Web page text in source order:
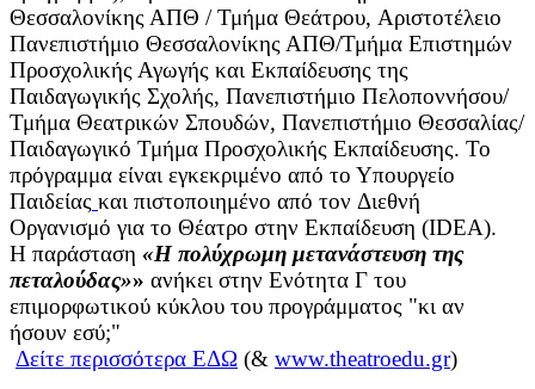
Θεσσαλονίκης ΑΠΘ / Τμήμα Θεάτρου, Αριστοτέλειο
Πανεπιστήμιο Θεσσαλονίκης ΑΠΘ/Τμήμα Επιστημών
Προσχολικής Αγωγής και Εκπαίδευσης της
Παιδαγωγικής Σχολής, Πανεπιστήμιο Πελοποννήσου/
Τμήμα Θεατρικών Σπουδών, Πανεπιστήμιο Θεσσαλίας/
Παιδαγωγικό Τμήμα Προσχολικής Εκπαίδευσης. Το
πρόγραμμα είναι εγκεκριμένο από το Υπουργείο
Παιδείας και πιστοποιημένο από τον Διεθνή
Οργανισμό για το Θέατρο στην Εκπαίδευση (IDEA).
Η παράσταση «Η πολύχρωμη μετανάστευση της
πεταλούδας»» ανήκει στην Ενότητα Γ του
επιμορφωτικού κύκλου του προγράμματος "κι αν
ήσουν εσύ;"
Δείτε περισσότερα ΕΔΩ (& www.theatroedu.gr)